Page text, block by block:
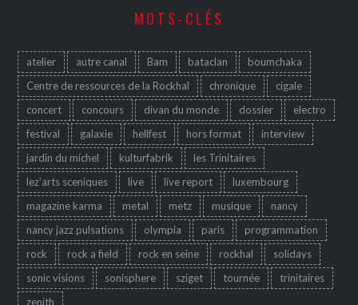
MOTS-CLÉS
atelier autre canal Bam bataclan
boumchaka
Centre de ressources de la Rockhal
chronique
cigale
concert
concours divan du monde dossier
electro
festival
galaxie hellfest hors format
interview
jardin du michel
kulturfabrik
les Trinitaires
lez'arts sceniques
live live report
luxembourg
magazine karma
metal metz musique
nancy
nancy jazz pulsations
olympia paris
programmation
rock
rock a field rock en seine rockhal
solidays
sonic visions
sonisphere sziget tournée
trinitaires
zenith